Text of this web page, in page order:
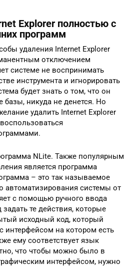
Explorer полностью с
программ
удаления Internet Explorer
отключением
системе не воспринимать
инструмента и игнорировать
будет знать о том, что он
базы, никуда не денется. Но
удалить Internet Explorer
NLite. Также популярным
является программа
– это так называемое
автоматизирования системы от
с помощью ручного ввода
те действия, которые
исходный код, который
интерфейсом на котором есть
ему соответствует язык
что чтобы можно было в
интерфейсом, нужно